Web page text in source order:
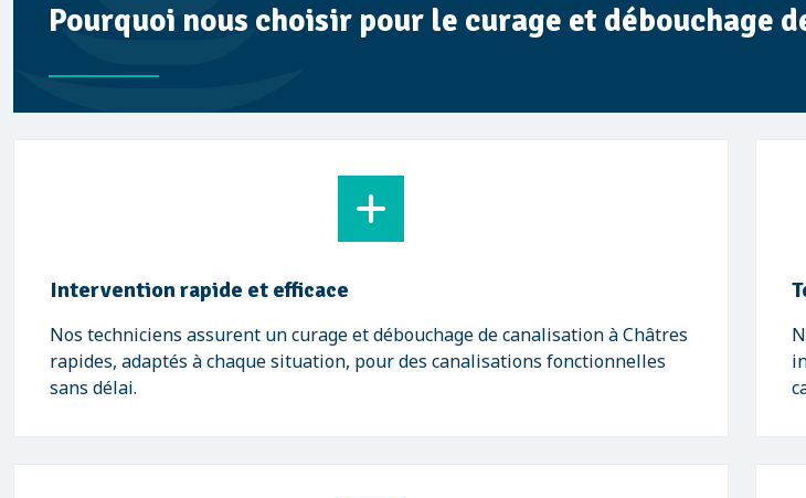
Pourquoi nous choisir pour le curage et débouchage
Intervention rapide et efficace
Nos techniciens assurent un curage et débouchage de canalisation à Châtres
rapides, adaptés à chaque situation, pour des canalisations fonctionnelles
sans délai.